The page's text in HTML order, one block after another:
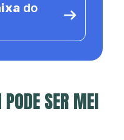
do
SER MEI